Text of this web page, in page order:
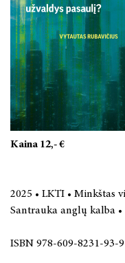
LAISVOS PRIEIGOS
LIETUVOS
ŠIUOLAIKINĖ
DAILĖ, MUZIKA,
LYGINAMIEJI
Kaina 12,- €
2025 • LKTI • Minkštas
Santrauka anglų kalba
ISBN 978-609-8231-93-9